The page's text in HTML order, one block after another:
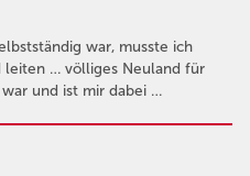
war, musste ich
leiten … völliges Neuland für
und ist mir dabei …